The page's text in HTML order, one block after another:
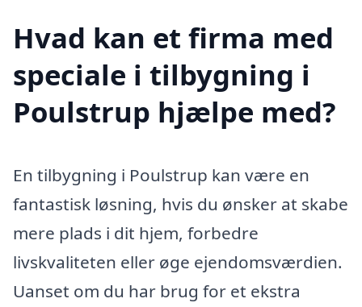
Hvad kan et firma med
speciale i tilbygning i
Poulstrup hjælpe med?
En tilbygning i Poulstrup kan være en
fantastisk løsning, hvis du ønsker at skabe
mere plads i dit hjem, forbedre
livskvaliteten eller øge ejendomsværdien.
Uanset om du har brug for et ekstra